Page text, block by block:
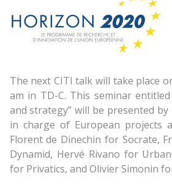
The next CITI talk will take place
am in TD-C. This seminar
and strategy” will be presented by
in charge of European projects
Florent de Dinechin for Socrate,
Dynamid, Hervé Rivano for
for Privatics, and Olivier Simonin